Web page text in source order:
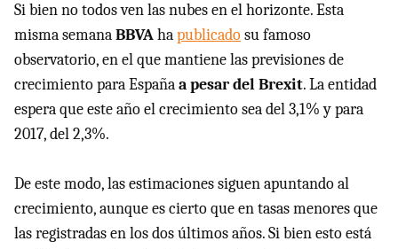
Si bien no todos ven las nubes en el horizonte. Esta
misma semanaBBVAhapublicadosu famoso
observatorio, en el que mantiene las previsiones de
crecimiento para Españaa pesar del Brexit. La entidad
espera que este año el crecimiento sea del 3,1% y para
2017, del 2,3%.
De este modo, las estimaciones siguen apuntando al
crecimiento, aunque es cierto que en tasas menores que
las registradas en los dos últimos años. Si bien esto está